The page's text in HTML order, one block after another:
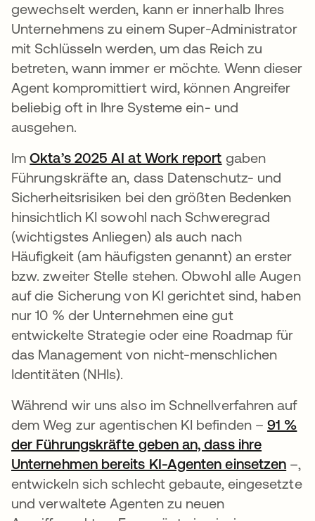
gewechselt werden, kann er innerhalb Ihres
Unternehmens zu einem Super-Administrator
mit Schlüsseln werden, um das Reich zu
betreten, wann immer er möchte. Wenn dieser
Agent kompromittiert wird, können Angreifer
beliebig oft in Ihre Systeme ein- und
ausgehen.
ImOkta’s 2025 AI at Work report gaben
Führungskräfte an, dass Datenschutz- und
Sicherheitsrisiken bei den größten Bedenken
hinsichtlich KI sowohl nach Schweregrad
(wichtigstes Anliegen) als auch nach
Häufigkeit (am häufigsten genannt) an erster
bzw. zweiter Stelle stehen. Obwohl alle Augen
auf die Sicherung von KI gerichtet sind, haben
nur 10 % der Unternehmen eine gut
entwickelte Strategie oder eine Roadmap für
das Management von nicht-menschlichen
Identitäten (NHIs).
Während wir uns also im Schnellverfahren auf
dem Weg zur agentischen KI befinden –91 %
der Führungskräfte geben an, dass ihre
Unternehmen bereits KI-Agenten einsetzen –,
entwickeln sich schlecht gebaute, eingesetzte
und verwaltete Agenten zu neuen